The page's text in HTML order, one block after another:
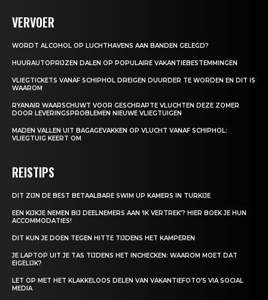
VERVOER
WORDT ALCOHOL OP LUCHTHAVENS AAN BANDEN GELEGD?
HUURAUTOPRIJZEN DALEN OP POPULAIRE VAKANTIEBESTEMMINGEN
VLIEGTICKETS VANAF SCHIPHOL DREIGEN DUURDER TE WORDEN EN DIT IS
WAAROM
RYANAIR WAARSCHUWT VOOR GESCHRAPTE VLUCHTEN DEZE ZOMER
DOOR LEVERINGSPROBLEMEN NIEUWE VLIEGTUIGEN
MADEN VALLEN UIT BAGAGEVAKKEN OP VLUCHT VANAF SCHIPHOL:
VLIEGTUIG KEERT OM
REISTIPS
DIT ZIJN DE BEST BETAALBARE SWIM UP KAMERS IN TURKIJE
EEN KIJKJE NEMEN BIJ DEELNEMERS AAN ‘IK VERTREK’? HIER BOEK JE HUN
ACCOMMODATIES!
DIT KUN JE DOEN TEGEN HITTE TIJDENS HET KAMPEREN
JE LAPTOP UIT JE TAS TIJDENS HET INCHECKEN: WAAROM MOET DAT
EIGELIJK?
LET OP MET HET KLAKKELOOS DELEN VAN VAKANTIEFOTO’S VIA SOCIAL
MEDIA